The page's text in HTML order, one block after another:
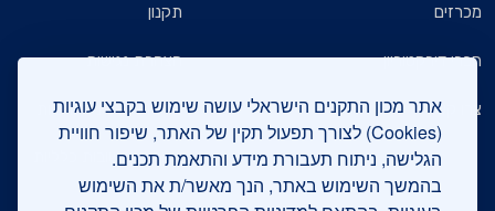
אתר מכון התקנים הישראלי עושה שימוש בקבצי עוגיות
(Cookies) לצורך תפעול תקין של האתר, שיפור חוויית
הגלישה, ניתוח תעבורת מידע והתאמת תכנים.
בהמשך השימוש באתר, הנך מאשר/ת את השימוש
מכרזים
חברי דירקטוריון
צרו קשר
תקנון
הצהרת נגישות
מדיניות הגנת הפרטיות
שאלות ותשובות כלליות